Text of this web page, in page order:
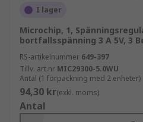
spänningsingång. Till
Ingångsspänningen,
utgångsströmmen är alla
överväga när man väljer en
IC.
Spänningsregulatorer kan
spänningen från AC till DC,
behöver
I lager
Microchip, 1,
bortfallsspänning 3 A 5V, 3
RS-artikelnummer 649-397
Tillv. art.nr MIC29300-5.0WU
Antal (1 förpackning med 2 enheter)
94,30 kr(exkl. moms)
Antal